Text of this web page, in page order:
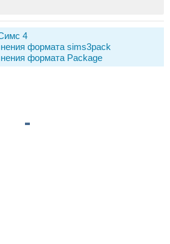
4
формата sims3pack
формата Package